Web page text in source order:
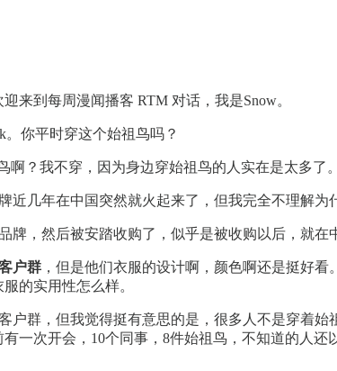
来到每周漫闻播客 RTM 对话，我是Snow。
。你平时穿这个始祖鸟吗？
啊？我不穿，因为身边穿始祖鸟的人实在是太多了。
近几年在中国突然就火起来了，但我完全不理解为
牌，然后被安踏收购了，似乎是被收购以后，就在
户群 ，但是他们衣服的设计啊，颜色啊还是挺好看
的实用性怎么样。
户群，但我觉得挺有意思的是，很多人不是穿着始
一次开会，10个同事，8件始祖鸟，不知道的人还